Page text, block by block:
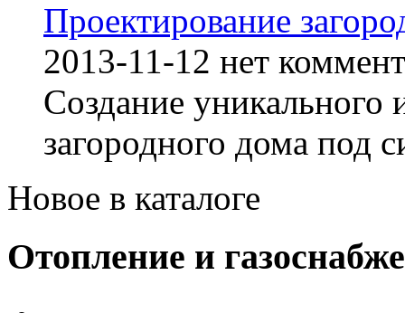
Проектирование
2013-11-12 нет
Создание уникального
загородного дома под
Новое в каталоге
Отопление и